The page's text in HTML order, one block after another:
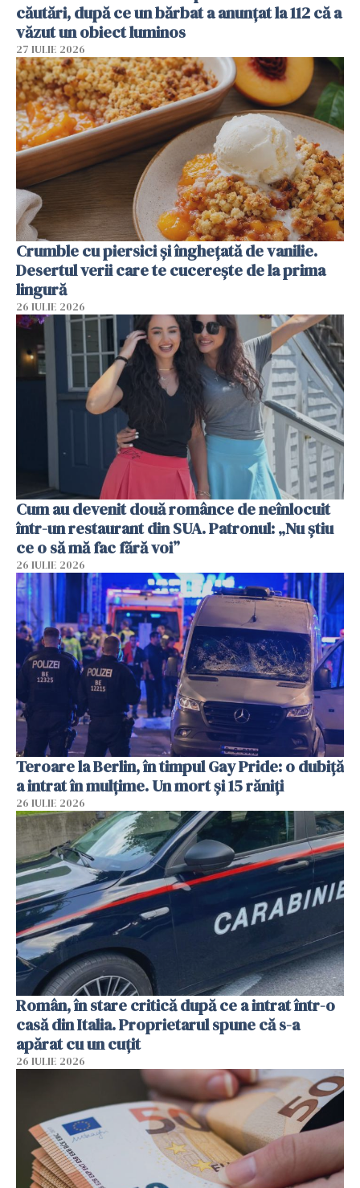
căutări, după ce un bărbat a anunțat la 112 că a
văzut un obiect luminos
27 IULIE 2026
Crumble cu piersici și înghețată de vanilie.
Desertul verii care te cucerește de la prima
lingură
26 IULIE 2026
Cum au devenit două românce de neînlocuit
într-un restaurant din SUA. Patronul: „Nu știu
ce o să mă fac fără voi”
26 IULIE 2026
Teroare la Berlin, în timpul Gay Pride: o dubiță
a intrat în mulțime. Un mort și 15 răniți
26 IULIE 2026
Român, în stare critică după ce a intrat într-o
casă din Italia. Proprietarul spune că s-a
apărat cu un cuțit
26 IULIE 2026